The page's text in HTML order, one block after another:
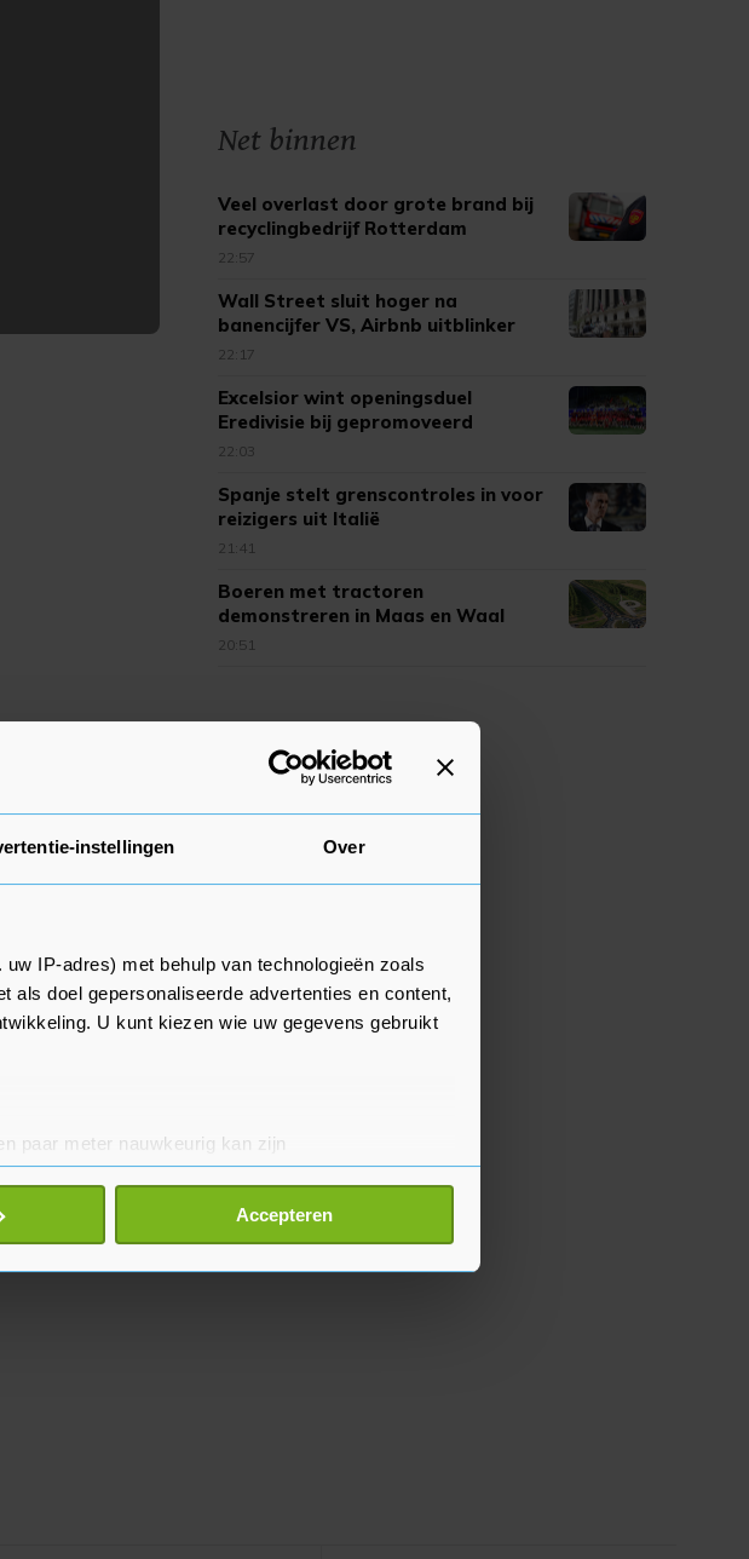
instellingen Over
IP-adres) met behulp van technologieën zoals
als doel gepersonaliseerde advertenties en content,
U kunt kiezen wie uw gegevens gebruikt
paar meter nauwkeurig kan zijn
eigenschappen (fingerprinting)
uw voorkeuren in het
detailgedeelte
Accepteren
Net binnen
Veel overlast door grote brand bij
recyclingbedrijf Rotterdam
22:57
Wall Street sluit hoger na
banencijfer VS, Airbnb uitblinker
22:17
Excelsior wint openingsduel
Eredivisie bij gepromoveerd
Cambuur
22:03
Spanje stelt grenscontroles in voor
reizigers uit Italië
21:41
Boeren met tractoren
demonstreren in Maas en Waal
20:51